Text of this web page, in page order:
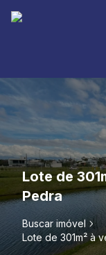
Lote de
Pedra
Buscar imóvel
Lote de 301m² à